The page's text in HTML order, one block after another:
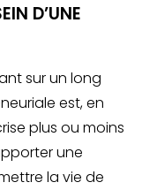
D’UNE
sur un long
est, en
plus ou moins
une
la vie de